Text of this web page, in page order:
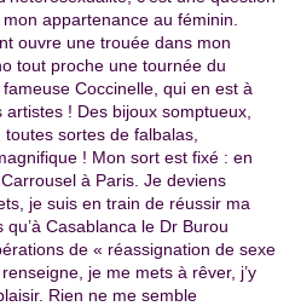
appartenance au féminin.
ouvre une trouée dans mon
tout proche une tournée du
Coccinelle, qui en est à
! Des bijoux somptueux,
sortes de falbalas,
! Mon sort est fixé : en
à Paris. Je deviens
je suis en train de réussir ma
Casablanca le Dr Burou
de « réassignation de sexe
je me mets à rêver, j’y
Rien ne me semble